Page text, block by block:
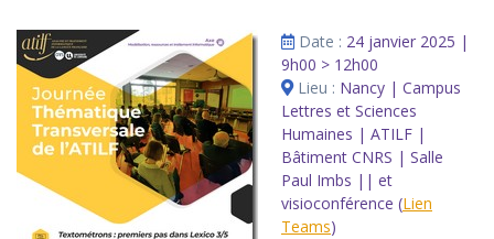
Date : 24 janvier 2025 |
9h00 > 12h00
Lieu : Nancy | Campus
Lettres et Sciences
Humaines | ATILF |
Bâtiment CNRS | Salle
Paul Imbs || et
visioconférence (Lien
Teams)